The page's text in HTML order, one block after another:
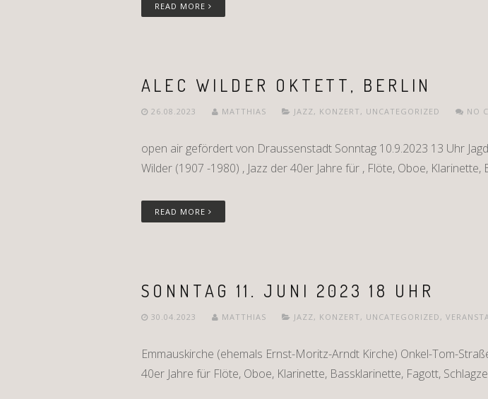
READ MORE
ALEC WILDER OKTETT, BERLIN
26.08.2023 MATTHIAS JAZZ, KONZERT , UNCATEGORIZED NO
open air gefördert von Draussenstadt Sonntag 10.9.2023 13 Uhr
Wilder (1907 -1980) , Jazz der 40er Jahre für , Flöte, Oboe, Klarinette,
READ MORE
SONNTAG 11. JUNI 2023 18 UHR
30.04.2023 MATTHIAS JAZZ, KONZERT , UNCATEGORIZED ,
Emmauskirche (ehemals Ernst-Moritz-Arndt Kirche) Onkel-Tom-
40er Jahre für Flöte, Oboe, Klarinette, Bassklarinette, Fagott,